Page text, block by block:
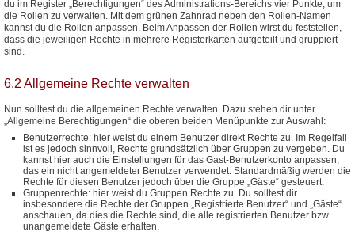
du im Register „Berechtigungen“ des Administrations-Bereichs vier Punkte, um
die Rollen zu verwalten. Mit dem grünen Zahnrad neben den Rollen-Namen
kannst du die Rollen anpassen. Beim Anpassen der Rollen wirst du feststellen,
dass die jeweiligen Rechte in mehrere Registerkarten aufgeteilt und gruppiert
sind.
6.2 Allgemeine Rechte verwalten
Nun solltest du die allgemeinen Rechte verwalten. Dazu stehen dir unter
„Allgemeine Berechtigungen“ die oberen beiden Menüpunkte zur Auswahl:
Benutzerrechte: hier weist du einem Benutzer direkt Rechte zu. Im Regelfall
ist es jedoch sinnvoll, Rechte grundsätzlich über Gruppen zu vergeben. Du
kannst hier auch die Einstellungen für das Gast-Benutzerkonto anpassen,
das ein nicht angemeldeter Benutzer verwendet. Standardmäßig werden die
Rechte für diesen Benutzer jedoch über die Gruppe „Gäste“ gesteuert.
Gruppenrechte: hier weist du Gruppen Rechte zu. Du solltest dir
insbesondere die Rechte der Gruppen „Registrierte Benutzer“ und „Gäste“
anschauen, da dies die Rechte sind, die alle registrierten Benutzer bzw.
unangemeldete Gäste erhalten.